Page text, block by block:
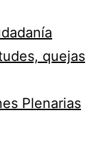
quejas
Plenarias